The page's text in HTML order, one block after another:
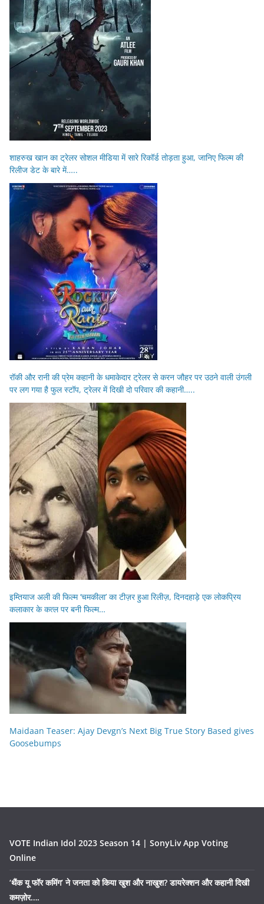
शाहरुख खान का ट्रेलर सोशल मीडिया में सारे रिकॉर्ड तोड़ता हुआ, जानिए फिल्म की
रिलीज डेट के बारे में…..
रॉकी और रानी की प्रेम कहानी के धमाकेदार ट्रेलर से करन जौहर पर उठने वाली उंगली
पर लग गया है फुल स्टॉप, ट्रेलर में दिखी दो परिवार की कहानी…..
इम्तियाज अली की फिल्म ‘चमकीला’ का टीज़र हुआ रिलीज़, दिनदहाड़े एक लोकप्रिय
कलाकार के कत्ल पर बनी फिल्म…
Maidaan Teaser: Ajay Devgn’s Next Big True Story Based gives
Goosebumps
VOTE Indian Idol 2023 Season 14 | SonyLiv App Voting
Online
‘थैंक यू फॉर कमिंग’ ने जनता को किया खुश और नाखुश? डायरेक्शन और कहानी दिखी
कमज़ोर….